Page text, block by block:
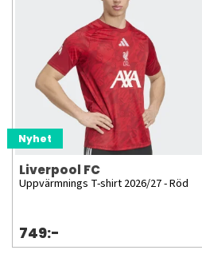
Nyhet
Liverpool FC
Uppvärmnings T-shirt 2026/27 - Röd
749:-